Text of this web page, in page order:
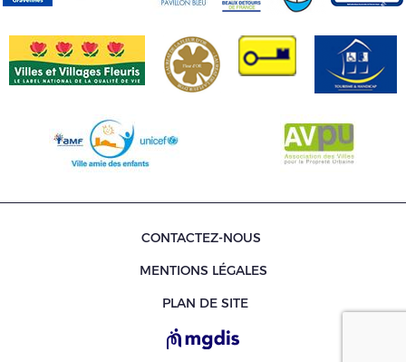
CONTACTEZ-NOUS
MENTIONS LÉGALES
PLAN DE SITE